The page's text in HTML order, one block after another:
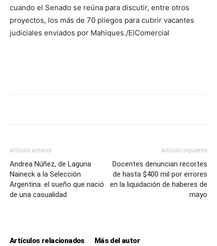
cuando el Senado se reúna para discutir, entre otros
proyectos, los más de 70 pliegos para cubrir vacantes
judiciales enviados por Mahiques./ElComercial
Artículo anterior
Andrea Núñez, de Laguna
Naineck a la Selección
Argentina: el sueño que nació
de una casualidad
Artículo siguiente
Docentes denuncian recortes
de hasta $400 mil por errores
en la liquidación de haberes de
mayo
Artículos relacionados Más del autor